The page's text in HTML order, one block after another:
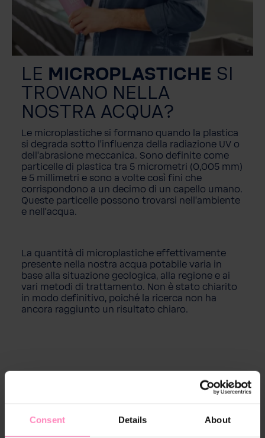
Consent Details About
LE MICROPLASTICHE SI
TROVANO NELLA
NOSTRA ACQUA?
Le microplastiche si formano quando la plastica
si degrada sotto l'influenza della radiazione UV o
dell'abrasione meccanica. Sono definite come
particelle di plastica tra 5 micrometri (0,005 mm)
e 5 millimetri e sono a volte così fini che
corrispondono a un decimo di un capello umano.
Queste particelle possono trovarsi nell'ambiente
e nell'acqua.
La quantità di microplastiche effettivamente
presente nella nostra acqua potabile varia in
base alla situazione geologica, alla regione e ai
vari metodi di trattamento. Non è stato chiarito
in modo definitivo, poiché la ricerca non ha
ancora raggiunto un risultato chiaro.